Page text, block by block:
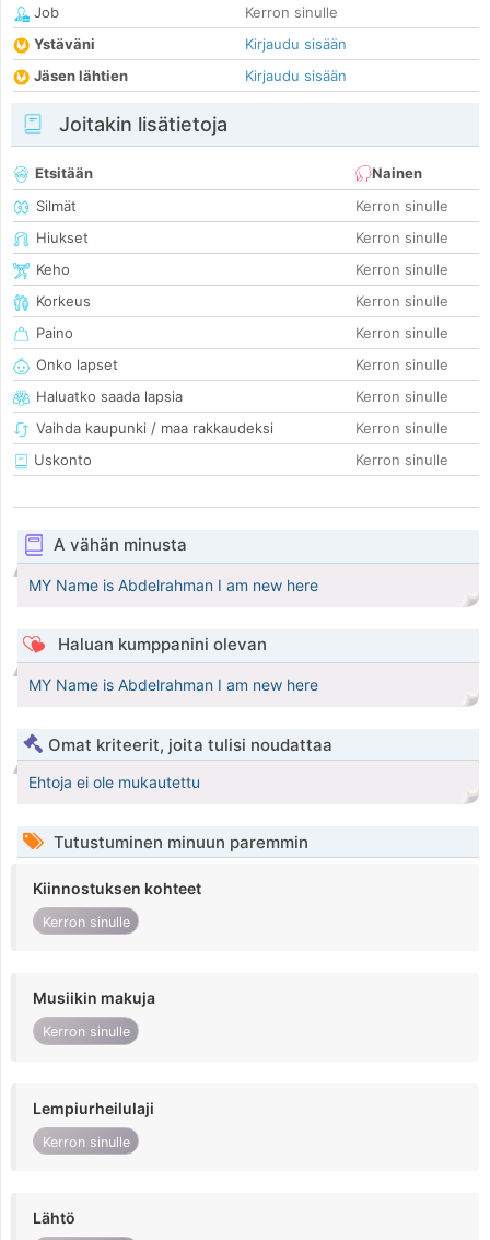
Job
Kerron sinulle
Ystäväni
Kirjaudu sisään
Jäsen lähtien
Kirjaudu sisään
Joitakin lisätietoja
Etsitään
Nainen
Silmät
Kerron sinulle
Hiukset
Kerron sinulle
Keho
Kerron sinulle
Korkeus
Kerron sinulle
Paino
Kerron sinulle
Onko lapset
Kerron sinulle
Haluatko saada lapsia
Kerron sinulle
Vaihda kaupunki / maa rakkaudeksi
Kerron sinulle
Uskonto
Kerron sinulle
A vähän minusta
MY Name is Abdelrahman I am new here
Haluan kumppanini olevan
MY Name is Abdelrahman I am new here
Omat kriteerit, joita tulisi noudattaa
Ehtoja ei ole mukautettu
Tutustuminen minuun paremmin
Kiinnostuksen kohteet
Kerron sinulle
Musiikin makuja
Kerron sinulle
Lempiurheilulaji
Kerron sinulle
Lähtö